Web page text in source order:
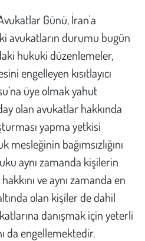
Günü, İran'a
avukatların durumu bugün
hukuki düzenlemeler,
engelleyen kısıtlayıcı
üye olmak yahut
olan avukatlar hakkında
yapma yetkisi
mesleğinin bağımsızlığını
aynı zamanda kişilerin
ve aynı zamanda en
olan kişiler de dahil
danışmak için yeterli
da engellemektedir.